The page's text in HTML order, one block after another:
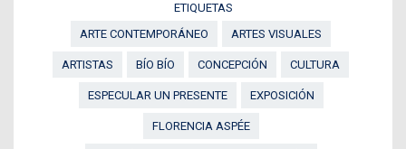
ETIQUETAS
ARTE CONTEMPORÁNEO
ARTES VISUALES
ARTISTAS BÍO BÍO CONCEPCIÓN CULTURA
ESPECULAR UN PRESENTE EXPOSICIÓN
FLORENCIA ASPÉE